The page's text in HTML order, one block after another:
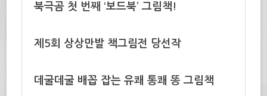
북극곰 첫 번째 ‘보드북’ 그림책!
제5회 상상만발 책그림전 당선작
데굴데굴 배꼽 잡는 유쾌 통쾌 똥 그림책